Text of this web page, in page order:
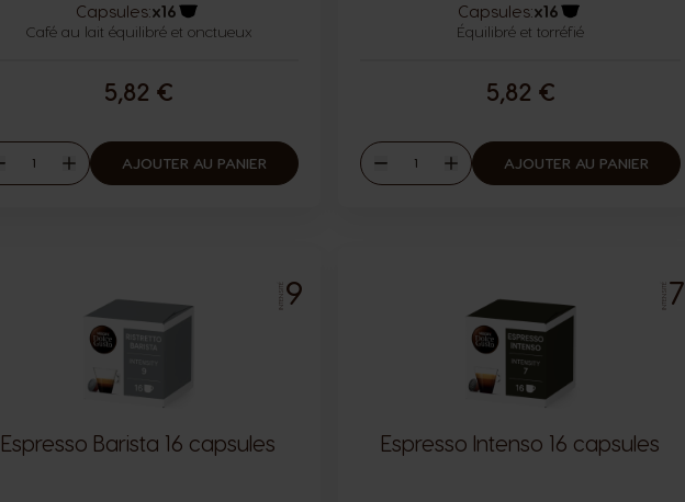
Capsules:x16
Icône capsules
Café au lait équilibré et onctueux
5,82 €
Diminuer
Quantité
Augmenter
AJOUTER AU PANIER
Capsules:x16
Icône capsules
Équilibré et torréfié
5,82 €
Diminuer
Quantité
Augmenter
AJOUTER AU PANIER
INTENSITÉ9
Espresso Barista 16 capsules
INTENSITÉ7
Espresso Intenso 16 capsules